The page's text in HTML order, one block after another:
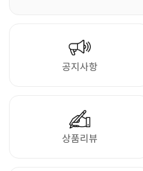
공지사항
상품리뷰